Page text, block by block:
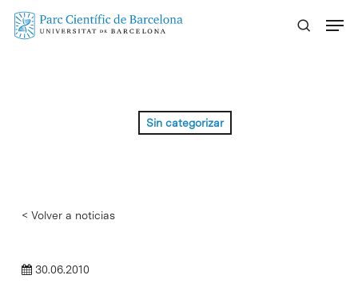
Skip
Sin categorizar
< Volver a noticias
30.06.2010